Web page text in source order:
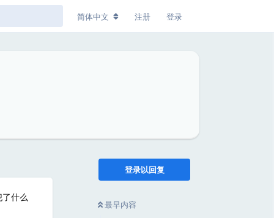
简体中文 注册 登录
登录以回复
最早内容
什么